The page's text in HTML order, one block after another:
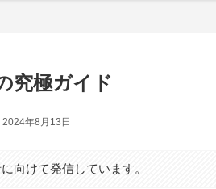
究極ガイド
2024年8月13日
向けて発信しています。